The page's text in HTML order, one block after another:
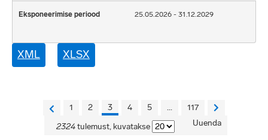
25.05.2026 - 31.12.2029
XML XLSX
1 2 3 4 5 ...
117
2324tulemust, kuvatakse Uuenda